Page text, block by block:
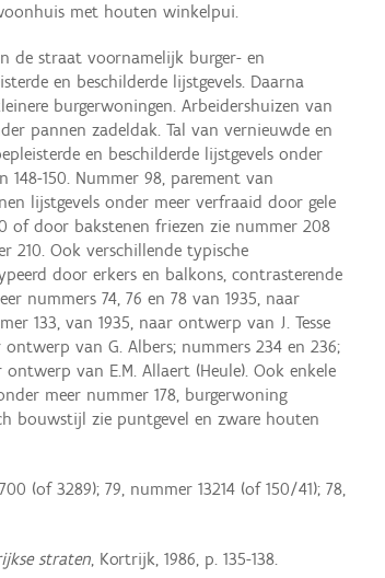
met houten winkelpui.
de straat voornamelijk burger- en
en beschilderde lijstgevels. Daarna
burgerwoningen. Arbeidershuizen van
pannen zadeldak. Tal van vernieuwde en
en beschilderde lijstgevels onder
148-150. Nummer 98, parement van
lijstgevels onder meer verfraaid door gele
of door bakstenen friezen zie nummer 208
210. Ook verschillende typische
door erkers en balkons, contrasterende
nummers 74, 76 en 78 van 1935, naar
133, van 1935, naar ontwerp van J. Tesse
van G. Albers; nummers 234 en 236;
van E.M. Allaert (Heule). Ook enkele
meer nummer 178, burgerwoning
bouwstijl zie puntgevel en zware houten
(of 3289); 79, nummer 13214 (of 150/41); 78,
straten, Kortrijk, 1986, p. 135-138.